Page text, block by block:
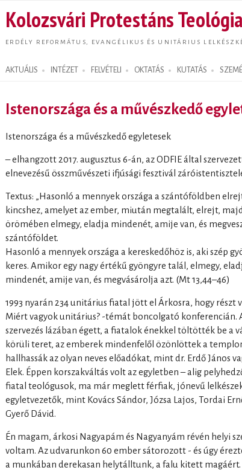
Kolozsvári Protestáns
ERDÉLY REFORMÁTUS, EVANGÉLIKUS ÉS UNITÁRIUS
AKTUÁLIS INTÉZET FELVÉTELI OKTATÁS KUTATÁS
Search form
Istenországa és a művészkedő
Istenországa és a művészkedő egyletesek
– elhangzott 2017. augusztus 6-án, az ODFIE által
elnevezésű összművészeti ifjúsági fesztivál
Textus: „Hasonló a mennyek országa a szántóföldben
kincshez, amelyet az ember, miután megtalált, elrejt, majd
örömében elmegy, eladja mindenét, amije van, és
szántóföldet.
Hasonló a mennyek országa a kereskedőhöz is, aki szép
keres. Amikor egy nagy értékű gyöngyre talál, elmegy,
mindenét, amije van, és megvásárolja azt. (Mt 13,44–46)
1993 nyarán 234 unitárius fiatal jött el Árkosra, hogy részt
Miért vagyok unitárius? -témát boncolgató konferencián.
szervezés lázában égett, a fiatalok énekkel töltötték be a
körüli teret, az emberek mindenfelől özönlöttek a
hallhassák az olyan neves előadókat, mint dr. Erdő János
Elek. Éppen korszakváltás volt az egyletben – alig
fiatal teológusok, ma már meglett férfiak, jónevű
egyletvezetők, mint Kovács Sándor, Józsa Lajos, Tordai
Gyerő Dávid.
Én magam, árkosi Nagyapám és Nagyanyám révén helyi
voltam. Az udvarunkon 60 ember sátorozott - és úgy
a munkában derekasan helytálltunk, a falu kitett magáért.